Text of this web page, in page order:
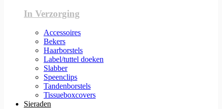
In Verzorging
Accessoires
Bekers
Haarborstels
Label/tuttel doeken
Slabber
Speenclips
Tandenborstels
Tissueboxcovers
Sieraden